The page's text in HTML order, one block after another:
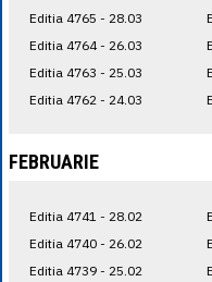
Editia 4765 - 28.03
Editia 4764 - 26.03
Editia 4763 - 25.03
Editia 4762 - 24.03
FEBRUARIE
Editia 4741 - 28.02
Editia 4740 - 26.02
Editia 4739 - 25.02